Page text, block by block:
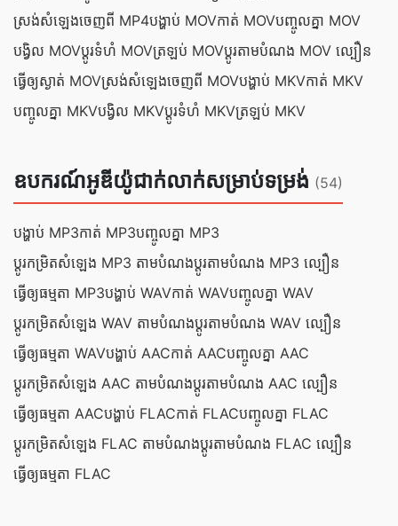
ស្រង់សំឡេងចេញពី MP4បង្ហាប់ MOVកាត់ MOVបញ្ចូល​គ្នា MOV
បង្វិល MOVប្ដូរ​ទំហំ MOVត្រឡប់ MOVប្ដូរ​តាម​បំណង MOV ល្បឿន
ធ្វើ​ឲ្យ​ស្ងាត់ MOVស្រង់សំឡេងចេញពី MOVបង្ហាប់ MKVកាត់ MKV
បញ្ចូល​គ្នា MKVបង្វិល MKVប្ដូរ​ទំហំ MKVត្រឡប់ MKV
ឧបករណ៍អូឌីយ៉ូជាក់លាក់សម្រាប់ទម្រង់ (54)
បង្ហាប់ MP3កាត់ MP3បញ្ចូល​គ្នា MP3
ប្ដូរ​កម្រិត​សំឡេង MP3 តាម​បំណងប្ដូរ​តាម​បំណង MP3 ល្បឿន
ធ្វើ​ឲ្យ​ធម្មតា MP3បង្ហាប់ WAVកាត់ WAVបញ្ចូល​គ្នា WAV
ប្ដូរ​កម្រិត​សំឡេង WAV តាម​បំណងប្ដូរ​តាម​បំណង WAV ល្បឿន
ធ្វើ​ឲ្យ​ធម្មតា WAVបង្ហាប់ AACកាត់ AACបញ្ចូល​គ្នា AAC
ប្ដូរ​កម្រិត​សំឡេង AAC តាម​បំណងប្ដូរ​តាម​បំណង AAC ល្បឿន
ធ្វើ​ឲ្យ​ធម្មតា AACបង្ហាប់ FLACកាត់ FLACបញ្ចូល​គ្នា FLAC
ប្ដូរ​កម្រិត​សំឡេង FLAC តាម​បំណងប្ដូរ​តាម​បំណង FLAC ល្បឿន
ធ្វើ​ឲ្យ​ធម្មតា FLAC